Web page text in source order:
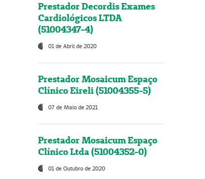
Prestador Decordis Exames
Cardiológicos LTDA
(51004347-4)
01 de Abril de 2020
Prestador Mosaicum Espaço
Clínico Eireli (51004355-5)
07 de Maio de 2021
Prestador Mosaicum Espaço
Clínico Ltda (51004352-0)
01 de Outubro de 2020